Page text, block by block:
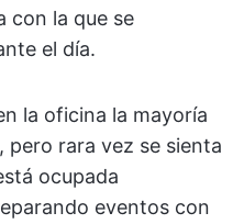
con la que se
el día.
la oficina la mayoría
pero rara vez se sienta
ocupada
eventos con